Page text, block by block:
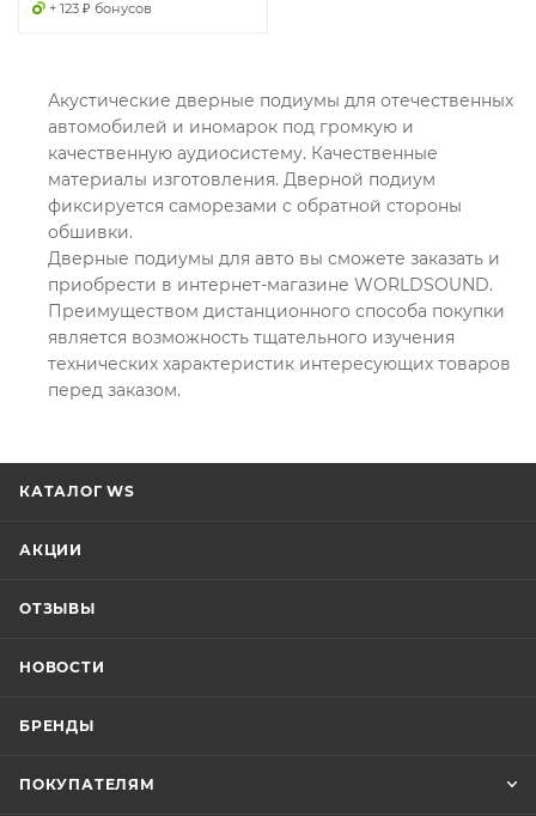
+ 123 ₽ бонусов
Акустические дверные подиумы для отечественных
автомобилей и иномарок под громкую и
качественную аудиосистему. Качественные
материалы изготовления. Дверной подиум
фиксируется саморезами с обратной стороны
обшивки.
Дверные подиумы для авто вы сможете заказать и
приобрести в интернет-магазине WORLDSOUND.
Преимуществом дистанционного способа покупки
является возможность тщательного изучения
технических характеристик интересующих товаров
перед заказом.
КАТАЛОГ WS
АКЦИИ
ОТЗЫВЫ
НОВОСТИ
БРЕНДЫ
ПОКУПАТЕЛЯМ